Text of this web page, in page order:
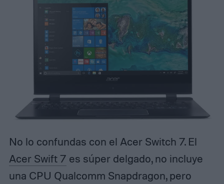
No lo confundas con el Acer Switch 7. El
Acer Swift 7 es súper delgado, no incluye
una CPU Qualcomm Snapdragon, pero